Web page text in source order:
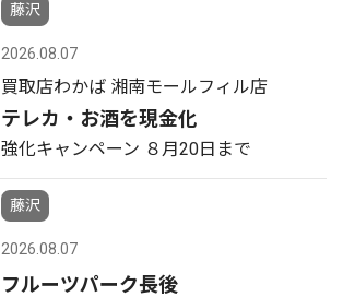
藤沢
2026.08.07
買取店わかば 湘南モールフィル店
テレカ・お酒を現金化
強化キャンペーン ８月20日まで
藤沢
2026.08.07
フルーツパーク長後